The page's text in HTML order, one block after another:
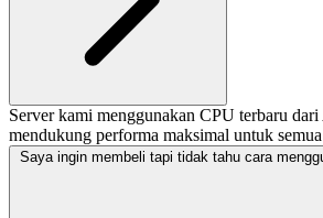
Server kami menggunakan CPU terbaru
mendukung performa maksimal untuk
Saya ingin membeli tapi tidak tahu cara